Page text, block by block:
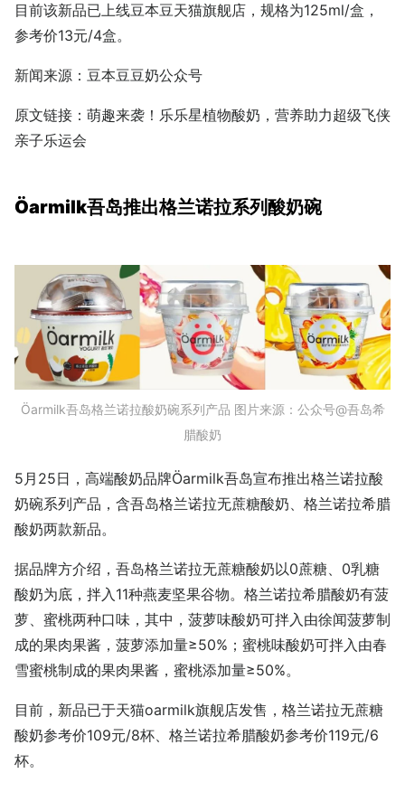
目前该新品已上线豆本豆天猫旗舰店，规格为125ml/盒，
参考价13元/4盒。
新闻来源：豆本豆豆奶公众号
原文链接： 萌趣来袭！乐乐星植物酸奶，营养助力超级飞侠
亲子乐运会
Öarmilk吾岛推出格兰诺拉系列酸奶碗
Öarmilk吾岛格兰诺拉酸奶碗系列产品 图片来源：公众号@吾岛希
腊酸奶
5月25日，高端酸奶品牌Öarmilk吾岛宣布推出格兰诺拉酸
奶碗系列产品，含吾岛格兰诺拉无蔗糖酸奶、格兰诺拉希腊
酸奶两款新品。
据品牌方介绍，吾岛格兰诺拉无蔗糖酸奶以0蔗糖、0乳糖
酸奶为底，拌入11种燕麦坚果谷物。格兰诺拉希腊酸奶有菠
萝、蜜桃两种口味，其中，菠萝味酸奶可拌入由徐闻菠萝制
成的果肉果酱，菠萝添加量≥50%；蜜桃味酸奶可拌入由春
雪蜜桃制成的果肉果酱，蜜桃添加量≥50%。
目前，新品已于天猫oarmilk旗舰店发售，格兰诺拉无蔗糖
酸奶参考价109元/8杯、格兰诺拉希腊酸奶参考价119元/6
杯。